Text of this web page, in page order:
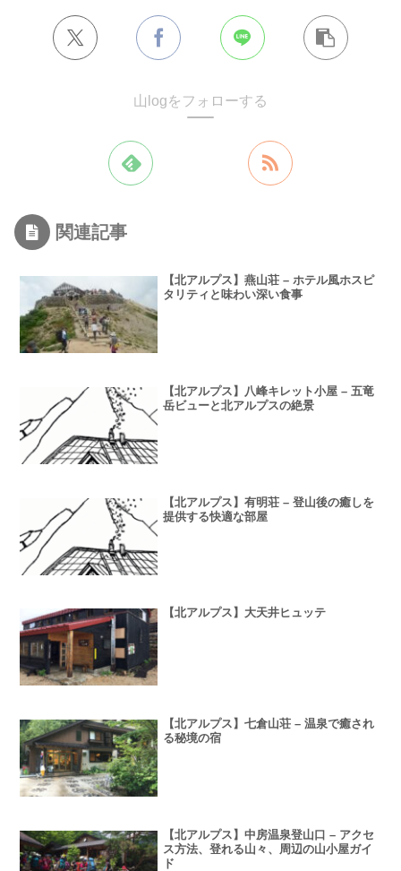
山logをフォローする
関連記事
【北アルプス】燕山荘 – ホテル風ホスピ
タリティと味わい深い食事
【北アルプス】八峰キレット小屋 – 五竜
岳ビューと北アルプスの絶景
【北アルプス】有明荘 – 登山後の癒しを
提供する快適な部屋
【北アルプス】大天井ヒュッテ
【北アルプス】七倉山荘 – 温泉で癒され
る秘境の宿
【北アルプス】中房温泉登山口 – アクセ
ス方法、登れる山々、周辺の山小屋ガイ
ド